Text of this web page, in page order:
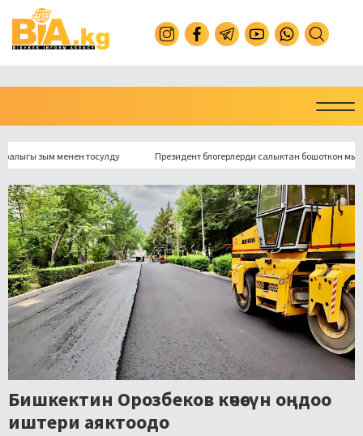
зым менен тосулду Президент блогерлерди салыктан бошоткон мыйзамга
Бишкектин Орозбеков көчөсүн оңдоо
иштери аяктоодо